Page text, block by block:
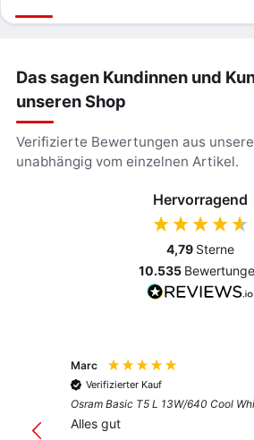
Das sagen Kundinnen und
unseren Shop
Verifizierte Bewertungen aus
unabhängig vom einzelnen Artikel.
Hervorragend
4,79 Sterne
10.535
Marc
Verifizierter Kauf
Osram Basic T5 L 13W/640 Cool
Alles gut